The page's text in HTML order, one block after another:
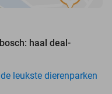
haal deal-
leukste dierenparken